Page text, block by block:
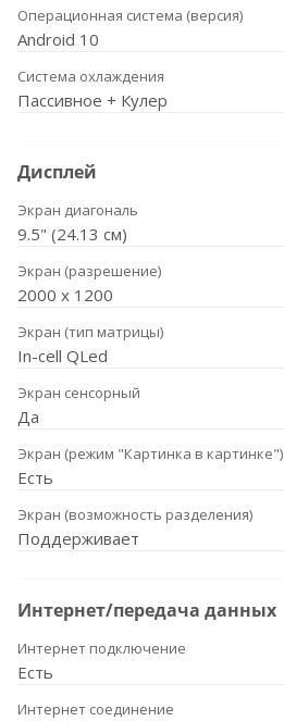
Операционная система (версия)
Android 10
Система охлаждения
Пассивное + Кулер
Дисплей
Экран диагональ
9.5" (24.13 см)
Экран (разрешение)
2000 x 1200
Экран (тип матрицы)
In-cell QLed
Экран сенсорный
Да
Экран (режим "Картинка в картинке")
Есть
Экран (возможность разделения)
Поддерживает
Интернет/передача данных
Интернет подключение
Есть
Интернет соединение